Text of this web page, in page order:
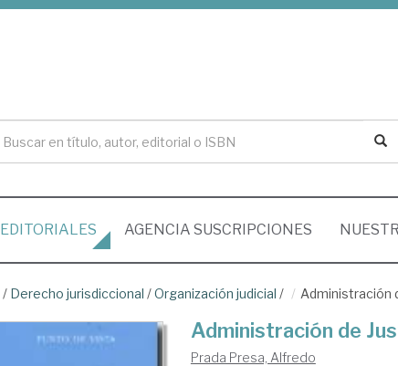
EDITORIALES AGENCIA SUSCRIPCIONES
/ Derecho jurisdiccional /Organización judicial / Administración
Administración de
Prada Presa, Alfredo